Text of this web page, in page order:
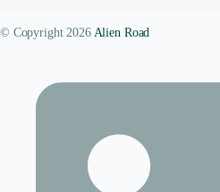
© Copyright 2026 Alien Road